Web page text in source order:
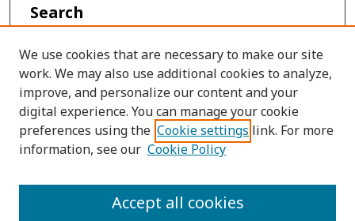
Search
Enter search terms:
Select context to search:
ISSN: 0215-2534
We use cookies that are necessary to make our site
work. We may also use additional cookies to analyze,
improve, and personalize our content and your
digital experience. You can manage your cookie
preferences using the Cookie settings link. For more
information, see our Cookie Policy
Accept all cookies